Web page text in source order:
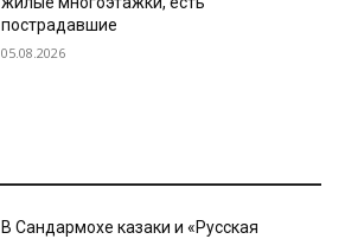
пострадавшие
05.08.2026
В Сандармохе казаки и «Русская